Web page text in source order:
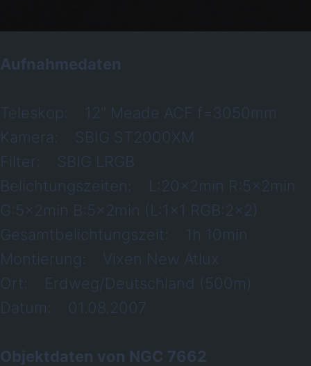
Aufnahmedaten
Teleskop: 12" Meade ACF f=3050mm
Kamera: SBIG ST2000XM
Filter: SBIG LRGB
Belichtungszeiten: L:20x2min R:5x2min
G:5x2min B:5x2min (L:1x1 RGB:2x2)
Gesamtbelichtungszeit: 1h 10min
Montierung: Vixen New Atlux
Ort: Erdweg/Deutschland (500m)
Datum: 01.08.2007
Objektdaten von NGC 7662